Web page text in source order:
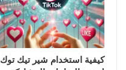
كيفية استخدام شير تيك توك